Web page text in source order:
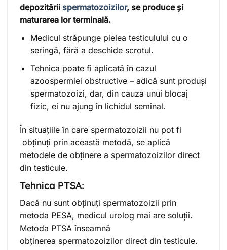
depozitării spermatozoizilor, se produce și
maturarea lor terminală.
Medicul străpunge pielea testiculului cu o
seringă, fără a deschide scrotul.
Tehnica poate fi aplicată în cazul
azoospermiei obstructive – adică sunt produși
spermatozoizi, dar, din cauza unui blocaj
fizic, ei nu ajung în lichidul seminal.
În situațiile în care spermatozoizii nu pot fi
obținuți prin această metodă, se aplică
metodele de obținere a spermatozoizilor direct
din testicule.
Tehnica PTSA:
Dacă nu sunt obținuți spermatozoizii prin
metoda PESA, medicul urolog mai are soluții.
Metoda PTSA înseamnă
obținerea spermatozoizilor direct din testicule.